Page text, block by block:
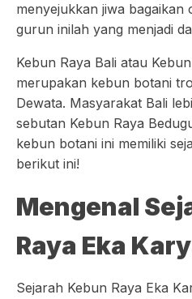
menyejukkan jiwa bagaikan
gurun inilah yang menjadi
Kebun Raya Bali atau
merupakan kebun botani
Dewata. Masyarakat Bali
sebutan Kebun Raya
kebun botani ini memiliki
berikut ini!
Mengenal
Raya Eka
Sejarah Kebun Raya Eka